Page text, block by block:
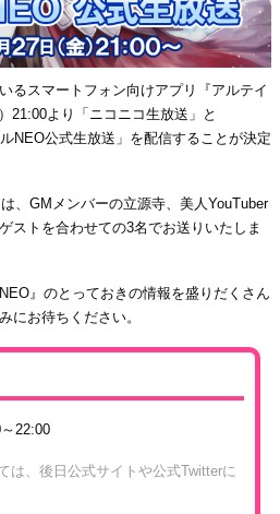
るスマートフォン向けアプリ『アルテイ
21:00より「ニコニコ生放送」と
NEO公式生放送」を配信することが決定
、GMメンバーの立源寺、美人YouTuber
ストを合わせての3名でお送りいたしま
』のとっておきの情報を盛りだくさん
にお待ちください。
22:00
は、後日公式サイトや公式Twitterに